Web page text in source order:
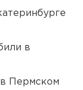
в
Пермском